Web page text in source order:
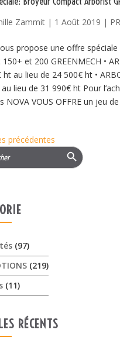
Zammit| 1 Août 2019 |
propose une offre
et 200 GREENMECH •
ht au lieu de 24 500€ ht •
lieu de 31 990€ ht Pour
NOVA VOUS OFFRE un jeu
précédentes
Search Button
(97)
(219)
(11)
RÉCENTS